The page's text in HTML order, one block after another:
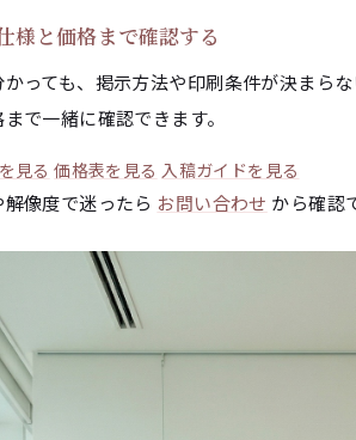
様と価格まで確認する
っても、掲示方法や印刷条件が決まら
で一緒に確認できます。
見る 価格表を見る 入稿ガイドを見る
像度で迷ったら お問い合わせ から確認